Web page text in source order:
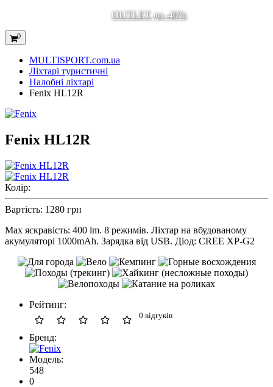
OUTLET до -40%
0
MULTISPORT.com.ua
Ліхтарі туристичні
Налобні ліхтарі
Fenix HL12R
Fenix HL12R
Колір:
Вартість: 1280 грн
Max яскравість: 400 lm. 8 режимів. Ліхтар на вбудованому
акумуляторі 1000mAh. Зарядка від USB. Діод: CREE XP-G2
Рейтинг:
0 відгуків
Бренд:
Модель:
548
0